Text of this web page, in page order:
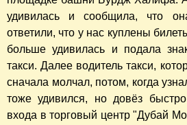
удивилась и сообщила, что
ответили, что у нас куплены
больше удивилась и подала
такси. Далее водитель такси,
сначала молчал, потом, когда
тоже удивился, но довёз
входа в торговый центр "Дубай